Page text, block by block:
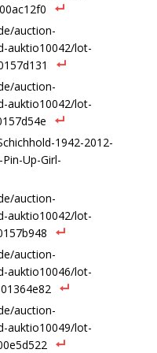
auction-
auktio10042/lot-
auction-
auktio10042/lot-
1942-2012-
Up-Girl-
auction-
auktio10042/lot-
auction-
auktio10046/lot-
auction-
auktio10049/lot-